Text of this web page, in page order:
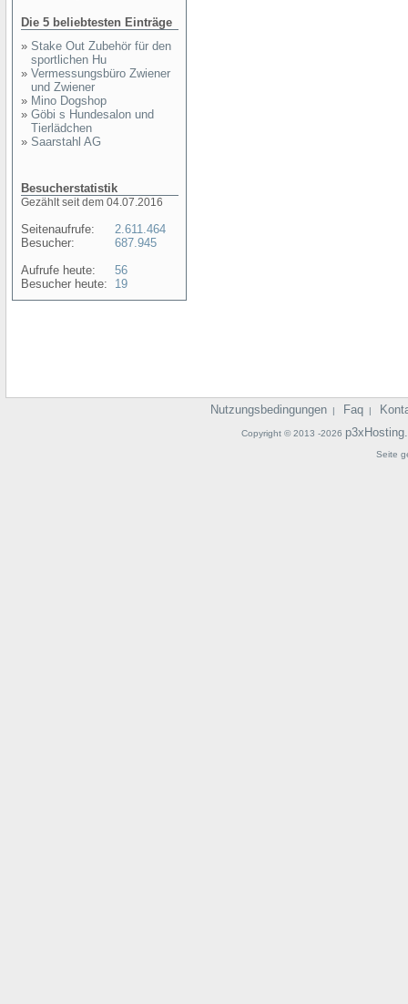
Die 5 beliebtesten Einträge
» Stake Out Zubehör für den
sportlichen Hu
» Vermessungsbüro Zwiener
und Zwiener
» Mino Dogshop
» Göbi s Hundesalon und
Tierlädchen
» Saarstahl AG
Besucherstatistik
Gezählt seit dem 04.07.2016
Seitenaufrufe:
Besucher:
Aufrufe heute:
Besucher heute:
2.611.464
687.945
56
19
Nutzungsbedingungen | Faq |
Copyright © 2013 -2026
Seite